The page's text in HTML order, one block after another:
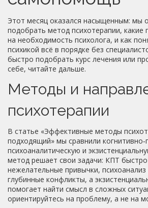
Этот месяц оказался насыщенным: мы
подобрать метод психотерапии, какие
на необходимость психолога, и как
психикой всё в порядке без
быстро подобрать курс лечения или
себе, читайте дальше.
Методы и
психотерапии
В статье «Эффективные методы
подходящий» мы сравнили
психоаналитическую и
метод решает свои задачи: КПТ
нежелательные привычки, психоанализ
глубинные конфликты, а
помогает найти смысл в сложных
ориентируйтесь на проблему, а не на